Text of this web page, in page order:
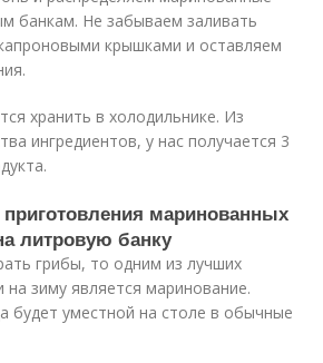
банкам. Не забываем заливать
крышками и оставляем
хранить в холодильнике. Из
ингредиентов, у нас получается 3
маринованных
литровую банку
грибы, то одним из лучших
на зиму является маринование.
будет уместной на столе в обычные